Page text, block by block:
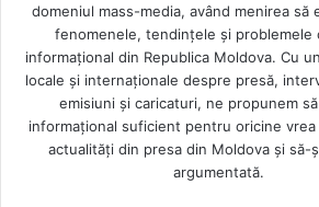
domeniul mass-media, având menirea să
fenomenele, tendințele și problemele
informațional din Republica Moldova. Cu
locale şi internaţionale despre presă,
emisiuni și caricaturi, ne propunem
informaţional suficient pentru oricine vrea
actualităţi din presa din Moldova şi să-
argumentată.